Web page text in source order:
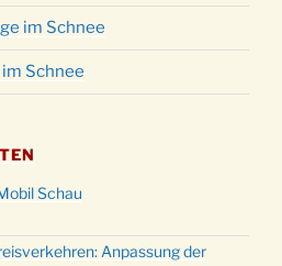
im Schnee
Schnee
Schau
Anpassung der